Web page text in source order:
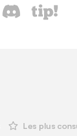
Les plus